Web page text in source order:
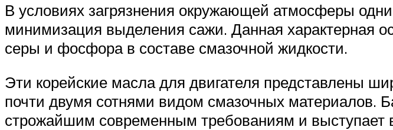
В условиях загрязнения окружающей атмосферы
минимизация выделения сажи. Данная характерная
серы и фосфора в составе смазочной жидкости.
Эти корейские масла для двигателя представлены
почти двумя сотнями видом смазочных материалов.
строжайшим современным требованиям и выступает